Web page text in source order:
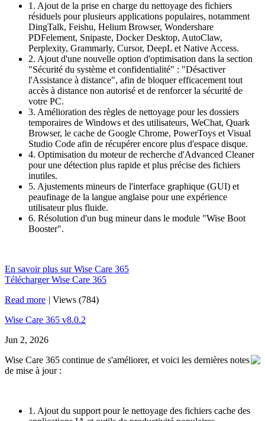
1. Ajout de la prise en charge du nettoyage des fichiers
résiduels pour plusieurs applications populaires, notamment
DingTalk, Feishu, Helium Browser, Wondershare
PDFelement, Snipaste, Docker Desktop, AutoClaw,
Perplexity, Grammarly, Cursor, DeepL et Native Access.
2. Ajout d'une nouvelle option d'optimisation dans la section
"Sécurité du système et confidentialité" : "Désactiver
l'Assistance à distance", afin de bloquer efficacement tout
accès à distance non autorisé et de renforcer la sécurité de
votre PC.
3. Amélioration des règles de nettoyage pour les dossiers
temporaires de Windows et des utilisateurs, WeChat, Quark
Browser, le cache de Google Chrome, PowerToys et Visual
Studio Code afin de récupérer encore plus d'espace disque.
4. Optimisation du moteur de recherche d'Advanced Cleaner
pour une détection plus rapide et plus précise des fichiers
inutiles.
5. Ajustements mineurs de l'interface graphique (GUI) et
peaufinage de la langue anglaise pour une expérience
utilisateur plus fluide.
6. Résolution d'un bug mineur dans le module "Wise Boot
Booster".
En savoir plus sur Wise Care 365
Télécharger Wise Care 365
Read more | Views (784)
Wise Care 365 v8.0.2
Jun 2, 2026
Wise Care 365 continue de s'améliorer, et voici les dernières notes
de mise à jour :
1. Ajout du support pour le nettoyage des fichiers cache des